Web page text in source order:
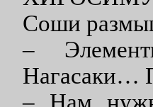
Соши
–
Нагасаки…
– Нам